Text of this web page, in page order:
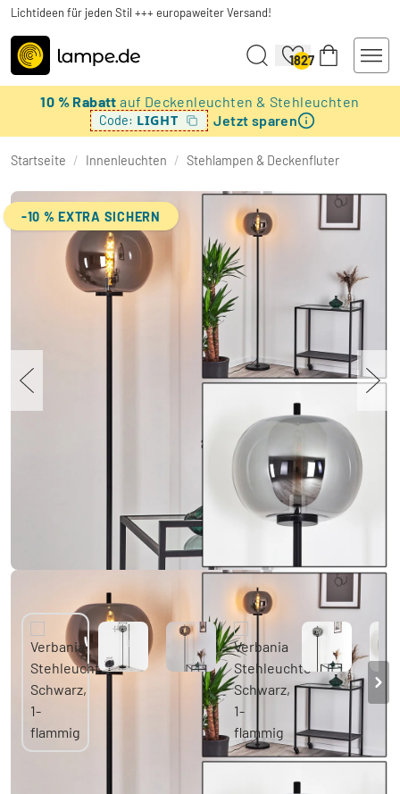
Lichtideen für jeden Stil +++ europaweiter Versand!
1827
10 % Rabattauf Deckenleuchten & Stehleuchten
Code: LIGHT Jetzt sparen
Startseite / Innenleuchten / Stehlampen & Deckenfluter
-10 % EXTRA SICHERN
Verbania Stehleuchte Schwarz, 1-flammig